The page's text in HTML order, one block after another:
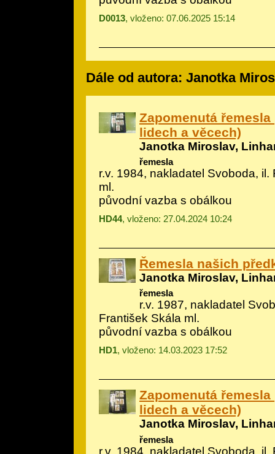
D0013, vloženo: 07.06.2025 15:14
Dále od autora: Janotka
Zapomenutá řemesla
lidech a věcech)
Janotka Miroslav,
řemesla
r.v. 1984, nakladatel Svoboda, il.
ml.
původní vazba s obálkou
HD44, vloženo: 27.04.2024 10:24
Řemesla našich
Janotka Miroslav,
řemesla
r.v. 1987, nakladatel
František Skála ml.
původní vazba s obálkou
HD1, vloženo: 14.03.2023 17:52
Zapomenutá řemesla
lidech a věcech)
Janotka Miroslav,
řemesla
r.v. 1984, nakladatel Svoboda, il.